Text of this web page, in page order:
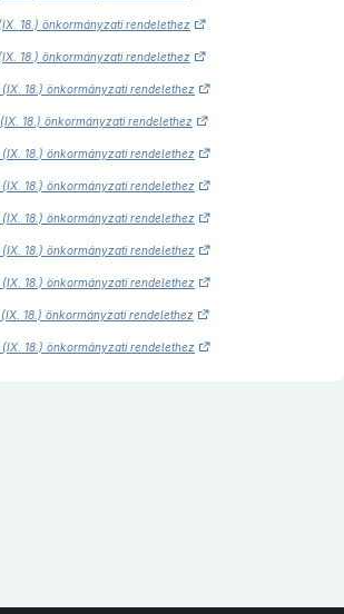
18.) önkormányzati rendelethez
18.) önkormányzati rendelethez
18.) önkormányzati rendelethez
18.) önkormányzati rendelethez
18.) önkormányzati rendelethez
18.) önkormányzati rendelethez
18.) önkormányzati rendelethez
18.) önkormányzati rendelethez
18.) önkormányzati rendelethez
18.) önkormányzati rendelethez
18.) önkormányzati rendelethez